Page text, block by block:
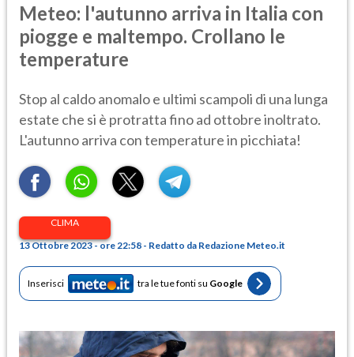
Meteo: l'autunno arriva in Italia con
piogge e maltempo. Crollano le
temperature
Stop al caldo anomalo e ultimi scampoli di una lunga
estate che si è protratta fino ad ottobre inoltrato.
L'autunno arriva con temperature in picchiata!
CLIMA
13 Ottobre 2023 - ore 22:58 - Redatto da Redazione Meteo.it
Inserisci tra le tue fonti su Google